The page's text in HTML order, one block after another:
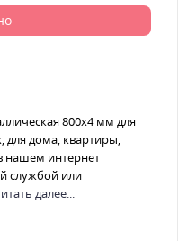
800x4 мм для
для дома, квартиры,
нашем интернет
службой или
далее...